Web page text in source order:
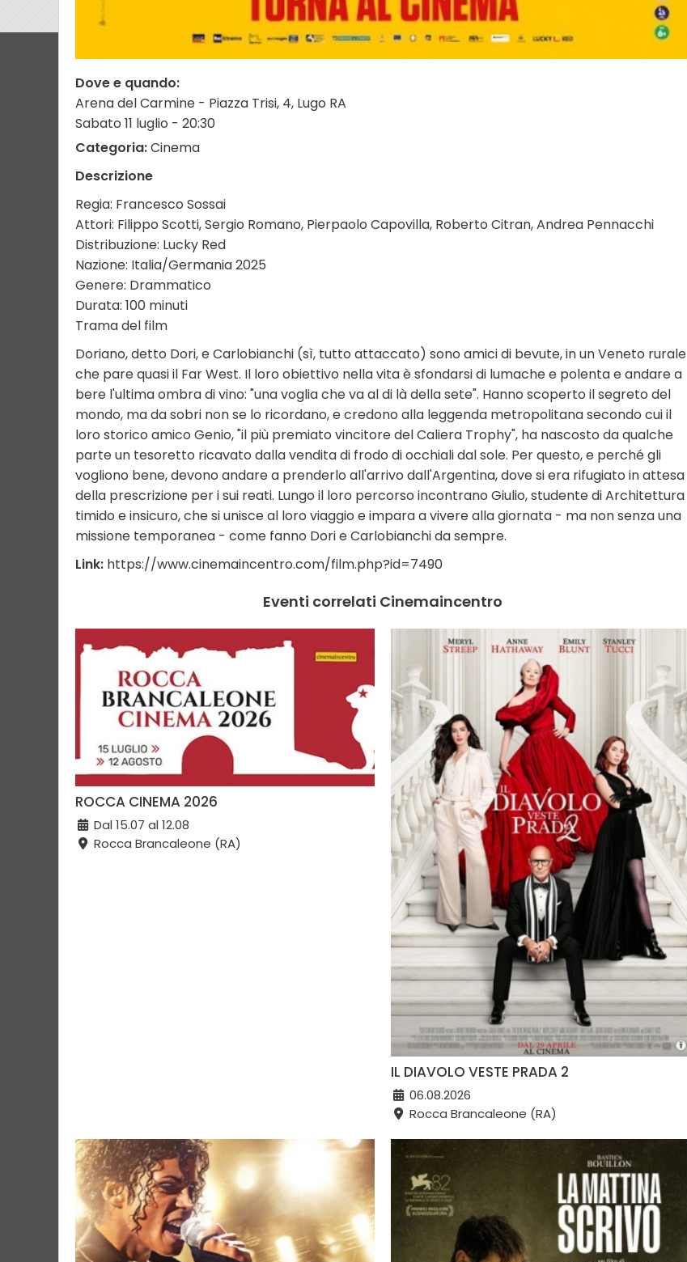
Dove e quando:
Arena del Carmine - Piazza Trisi, 4, Lugo RA
Sabato 11 luglio - 20:30
Categoria:Cinema
Descrizione
Regia: Francesco Sossai
Attori: Filippo Scotti, Sergio Romano, Pierpaolo Capovilla, Roberto Citran, Andrea Pennacchi
Distribuzione: Lucky Red
Nazione: Italia/Germania 2025
Genere: Drammatico
Durata: 100 minuti
Trama del film
Doriano, detto Dori, e Carlobianchi (sì, tutto attaccato) sono amici di bevute, in un Veneto rurale
che pare quasi il Far West. Il loro obiettivo nella vita è sfondarsi di lumache e polenta e andare a
bere l'ultima ombra di vino: "una voglia che va al di là della sete". Hanno scoperto il segreto del
mondo, ma da sobri non se lo ricordano, e credono alla leggenda metropolitana secondo cui il
loro storico amico Genio, "il più premiato vincitore del Caliera Trophy", ha nascosto da qualche
parte un tesoretto ricavato dalla vendita di frodo di occhiali dal sole. Per questo, e perché gli
vogliono bene, devono andare a prenderlo all'arrivo dall'Argentina, dove si era rifugiato in attesa
della prescrizione per i sui reati. Lungo il loro percorso incontrano Giulio, studente di Architettura
timido e insicuro, che si unisce al loro viaggio e impara a vivere alla giornata - ma non senza una
missione temporanea - come fanno Dori e Carlobianchi da sempre.
Link: https://www.cinemaincentro.com/film.php?id=7490
Eventi correlati Cinemaincentro
ROCCA CINEMA 2026
Dal 15.07 al 12.08
Rocca Brancaleone (RA)
IL DIAVOLO VESTE PRADA 2
06.08.2026
Rocca Brancaleone (RA)